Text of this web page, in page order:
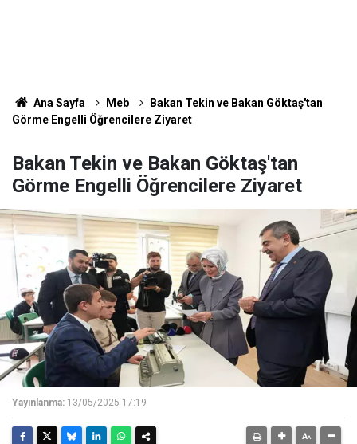
Ana Sayfa Meb
Bakan Tekin ve Bakan Göktaş'tan
Görme Engelli Öğrencilere Ziyaret
Bakan Tekin ve Bakan Göktaş'tan
Görme Engelli Öğrencilere Ziyaret
Yayınlanma: 13/05/2025 17:19